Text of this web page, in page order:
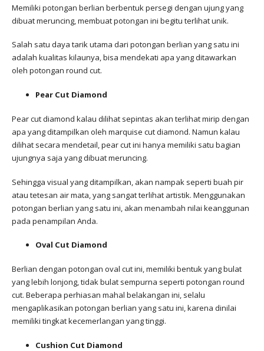
Memiliki potongan berlian berbentuk persegi dengan ujung yang
dibuat meruncing, membuat potongan ini begitu terlihat unik.
Salah satu daya tarik utama dari potongan berlian yang satu ini
adalah kualitas kilaunya, bisa mendekati apa yang ditawarkan
oleh potongan round cut.
Pear Cut Diamond
Pear cut diamond kalau dilihat sepintas akan terlihat mirip dengan
apa yang ditampilkan oleh marquise cut diamond. Namun kalau
dilihat secara mendetail, pear cut ini hanya memiliki satu bagian
ujungnya saja yang dibuat meruncing.
Sehingga visual yang ditampilkan, akan nampak seperti buah pir
atau tetesan air mata, yang sangat terlihat artistik. Menggunakan
potongan berlian yang satu ini, akan menambah nilai keanggunan
pada penampilan Anda.
Oval Cut Diamond
Berlian dengan potongan oval cut ini, memiliki bentuk yang bulat
yang lebih lonjong, tidak bulat sempurna seperti potongan round
cut. Beberapa perhiasan mahal belakangan ini, selalu
mengaplikasikan potongan berlian yang satu ini, karena dinilai
memiliki tingkat kecemerlangan yang tinggi.
Cushion Cut Diamond